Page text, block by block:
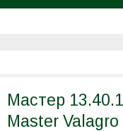
Мастер
Master